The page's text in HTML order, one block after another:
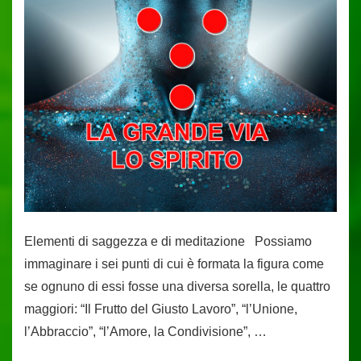
Elementi di saggezza e di meditazione Possiamo
immaginare i sei punti di cui è formata la figura come
se ognuno di essi fosse una diversa sorella, le quattro
maggiori: “Il Frutto del Giusto Lavoro”, “l’Unione,
l’Abbraccio”, “l’Amore, la Condivisione”, …